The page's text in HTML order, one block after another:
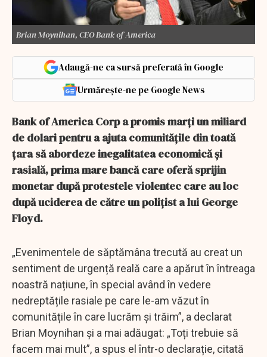
Brian Moynihan, CEO Bank of America
Adaugă-ne ca sursă preferată în Google
Urmărește-ne pe Google News
Bank of America Corp a promis marți un miliard
de dolari pentru a ajuta comunitățile din toată
țara să abordeze inegalitatea economică și
rasială, prima mare bancă care oferă sprijin
monetar după protestele violentec care au loc
după uciderea de către un polițist a lui George
Floyd.
„Evenimentele de săptămâna trecută au creat un
sentiment de urgență reală care a apărut în întreaga
noastră națiune, în special având în vedere
nedreptățile rasiale pe care le-am văzut în
comunitățile în care lucrăm și trăim”, a declarat
Brian Moynihan și a mai adăugat: „Toți trebuie să
facem mai mult”, a spus el într-o declarație, citată